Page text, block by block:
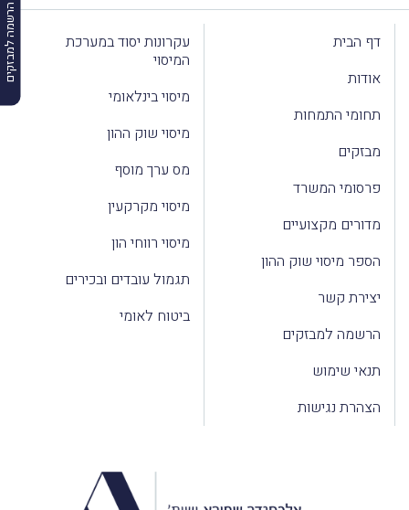
הרשמה למבזקים
דף הבית
אודות
תחומי התמחות
מבזקים
פרסומי המשרד
מדורים מקצועיים
הספר מיסוי שוק ההון
יצירת קשר
הרשמה למבזקים
תנאי שימוש
הצהרת נגישות
עקרונות יסוד במערכת
המיסוי
מיסוי בינלאומי
מיסוי שוק ההון
מס ערך מוסף
מיסוי מקרקעין
מיסוי רווחי הון
תגמול עובדים ובכירים
ביטוח לאומי